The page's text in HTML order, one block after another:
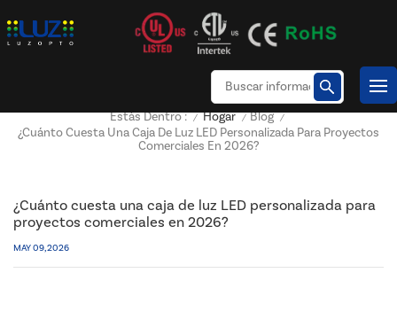
Estás Dentro : / Hogar / Blog /
¿Cuánto Cuesta Una Caja De Luz LED Personalizada Para Proyectos
Comerciales En 2026?
¿Cuánto cuesta una caja de luz LED personalizada para
proyectos comerciales en 2026?
MAY 09, 2026